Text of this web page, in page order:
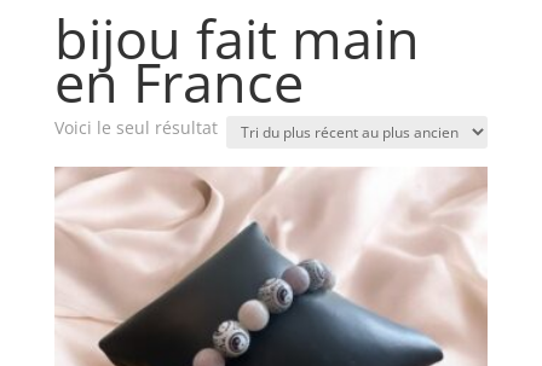
bijou fait main
en France
Voici le seul résultat